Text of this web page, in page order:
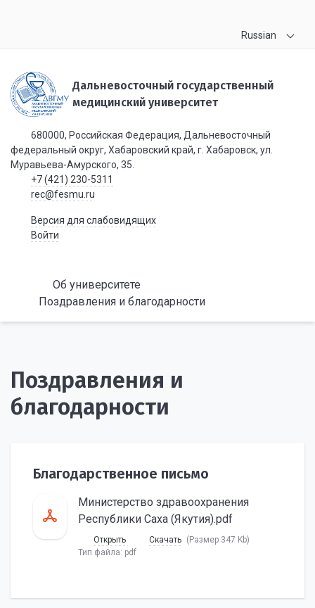
Russian
Дальневосточный государственный
медицинский университет
680000, Российская Федерация, Дальневосточный
федеральный округ, Хабаровский край, г. Хабаровск, ул.
Муравьева-Амурского, 35.
+7 (421) 230-5311
rec@fesmu.ru
Версия для слабовидящих
Войти
Об университете
Поздравления и благодарности
Поздравления и
благодарности
Благодарственное письмо
Министерство здравоохранения
Республики Саха (Якутия).pdf
Открыть Скачать (Размер 347 Kb)
Тип файла: pdf